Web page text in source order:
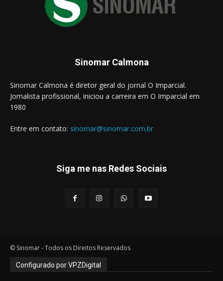
Sinomar Calmona
Sinomar Calmona é diretor geral do jornal O Imparcial.
Jornalista profissional, iniciou a carreira em O Imparcial em
1980
Entre em contato: sinomar@sinomar.com.br
Siga me nas Redes Sociais
© Sinomar - Todos os Direitos Reservados
Configurado por VPZDigital